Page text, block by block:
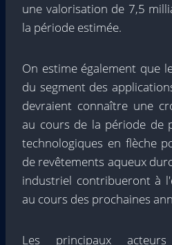
une valorisation de 7,5
la période estimée.
On estime également que
du segment des
devraient connaître une
au cours de la période de
technologiques en flèche
de revêtements aqueux
industriel contribueront à
au cours des prochaines
Les principaux